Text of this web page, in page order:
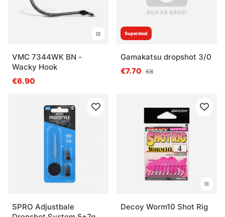
VMC 7344WK BN -
Wacky Hook
€6.90
Superdeal
Gamakatsu dropshot 3/0
€7.70 €8
SPRO Adjustbale
Decoy Worm10 Shot Rig